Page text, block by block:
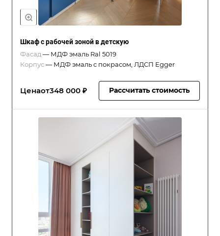
Шкаф с рабочей зоной в детскую
Фасад — МДФ эмаль Ral 5019
Корпус— МДФ эмаль с покрасом, ЛДСП Egger
Ценаот348 000 ₽ Рассчитать стоимость